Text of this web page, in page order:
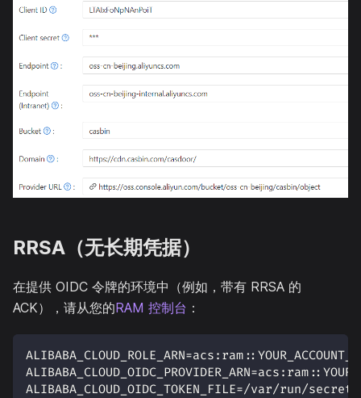
RRSA（无长期凭据）
在提供 OIDC 令牌的环境中（例如，带有 RRSA 的
ACK），请从您的RAM 控制台 ：
ALIBABA_CLOUD_OIDC_TOKEN_FILE=/var/run/